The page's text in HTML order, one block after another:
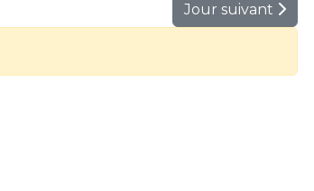
Jour suivant